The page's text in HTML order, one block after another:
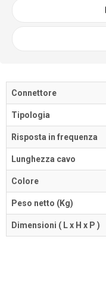
Connettore
Tipologia
Risposta in frequenza
Lunghezza cavo
Colore
Peso netto (Kg)
Dimensioni ( L x H x P )